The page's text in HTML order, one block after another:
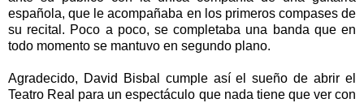
española, que le acompañaba en los primeros compases de
su recital. Poco a poco, se completaba una banda que en
todo momento se mantuvo en segundo plano.
Agradecido, David Bisbal cumple así el sueño de abrir el
Teatro Real para un espectáculo que nada tiene que ver con